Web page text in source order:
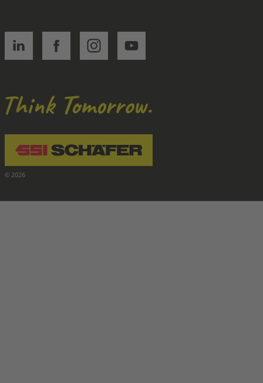
SSI linkedinSSI facebookSSI instagramSSI youtube
Navigate to home page
© 2026